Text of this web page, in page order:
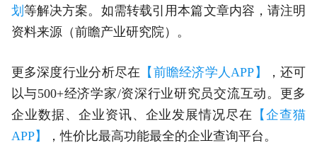
划 等解决方案。如需转载引用本篇文章内容，请注明
资料来源（前瞻产业研究院）。
更多深度行业分析尽在 【前瞻经济学人APP】
，还可
以与500+经济学家/资深行业研究员交流互动。更多
企业数据、企业资讯、企业发展情况尽在
【企查猫
APP】
，性价比最高功能最全的企业查询平台。